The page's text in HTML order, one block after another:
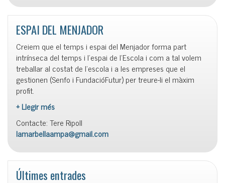
ESPAI DEL MENJADOR
Creiem que el temps i espai del Menjador forma part
intrínseca del temps i l’espai de l’Escola i com a tal volem
treballar al costat de l’escola i a les empreses que el
gestionen (Senfo i FundacióFutur) per treure-li el màxim
profit.
+ Llegir més
Contacte: Tere Ripoll
lamarbellaampa@gmail.com
Últimes entrades